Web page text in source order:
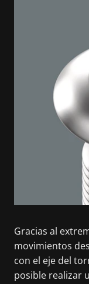
Gracias al
movimientos
con el eje del
posible realizar